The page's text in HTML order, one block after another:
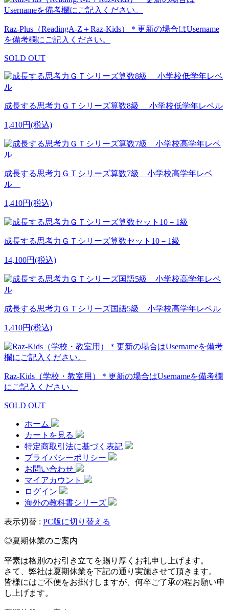
Raz-Plus（ReadingA-Z＋Raz-Kids）＊更新の場合はUsername
を備考欄にご記入ください。
SOLD OUT
成長する思考力ＧＴシリーズ算数8級 小学校低学年レベル
1,410円(税込)
成長する思考力ＧＴシリーズ算数7級 小学校高学年レベ
ル
1,410円(税込)
成長する思考力ＧＴシリーズ算数セット10－1級
14,100円(税込)
成長する思考力ＧＴシリーズ国語5級 小学校高学年レベル
1,410円(税込)
Raz-Kids（学校・教室用）＊更新の場合はUsernameを備考欄
にご記入ください。
SOLD OUT
ホーム
カートを見る
特定商取引法に基づく表記
プライバシーポリシー
お問い合わせ
マイアカウント
ログイン
海外の教科書シリーズ
表示切替 : PC版に切り替える
◎夏期休業のご案内
平素は格別のお引き立てを賜り厚くお礼申し上げます。
さて、弊社は夏期休業を下記の通り実施させて頂きます。
皆様にはご不便をお掛けしますが、何卒ご了承の程お願い申
し上げます。